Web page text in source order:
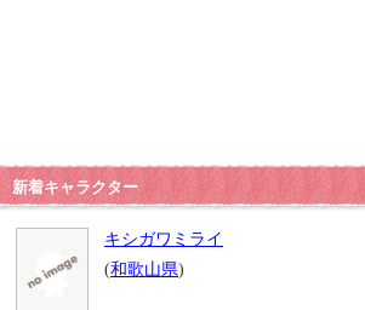
新着キャラクター
キシガワミライ
(和歌山県)